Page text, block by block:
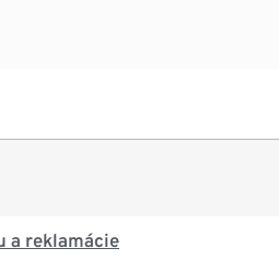
a reklamácie